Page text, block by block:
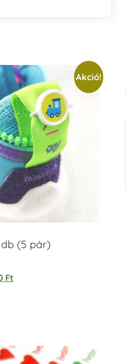
Akció!
(5 pár)
Ft